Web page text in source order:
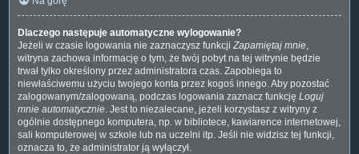
Dlaczego następuje automatyczne wylogowanie?
Jeżeli w czasie logowania nie zaznaczysz funkcji Zapamiętaj mnie,
witryna zachowa informację o tym, że twój pobyt na tej witrynie będzie
trwał tylko określony przez administratora czas. Zapobiega to
niewłaściwemu użyciu twojego konta przez kogoś innego. Aby pozostać
zalogowanym/zalogowaną, podczas logowania zaznacz funkcję Loguj
mnie automatycznie. Jest to niezalecane, jeżeli korzystasz z witryny z
ogólnie dostępnego komputera, np. w bibliotece, kawiarence internetowej,
sali komputerowej w szkole lub na uczelni itp. Jeśli nie widzisz tej funkcji,
oznacza to, że administrator ją wyłączył.